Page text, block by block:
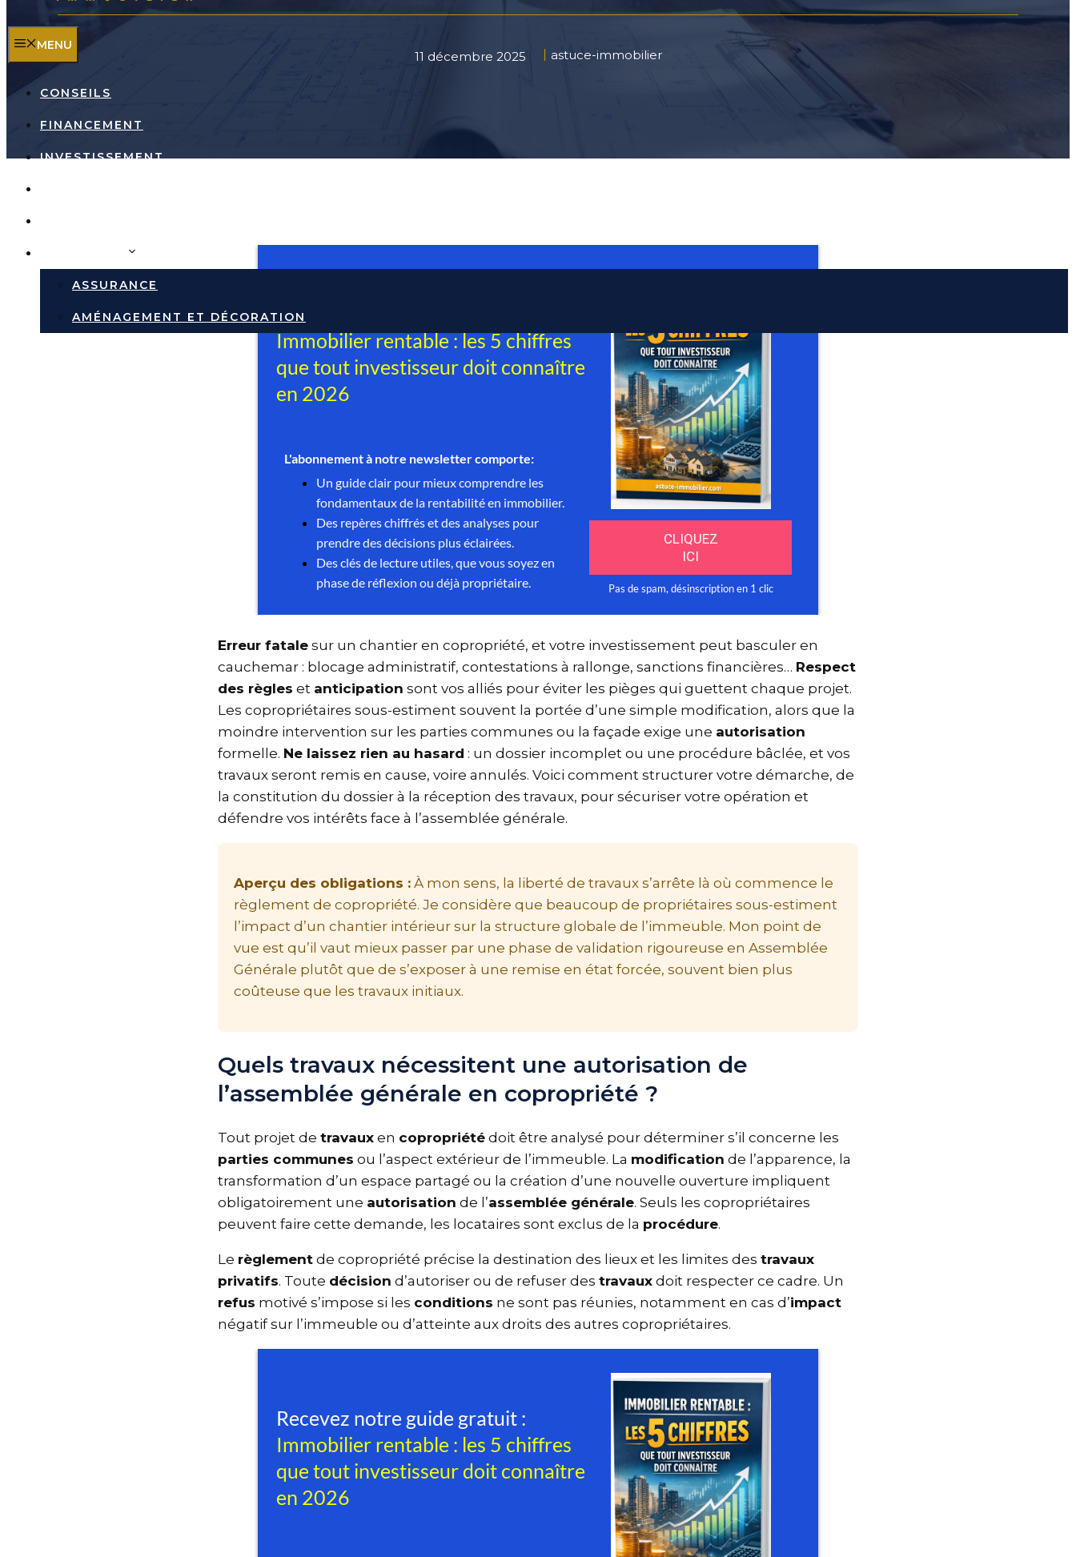
MENU
CONSEILS
FINANCEMENT
INVESTISSEMENT
IMMOBILIER
ASSURANCE
AMÉNAGEMENT ET DÉCORATION
11 décembre 2025 astuce-immobilier
Erreur fatalesur un chantier en copropriété, et votre investissement peut basculer en
cauchemar : blocage administratif, contestations à rallonge, sanctions financières…Respect
des règlesetanticipationsont vos alliés pour éviter les pièges qui guettent chaque projet.
Les copropriétaires sous-estiment souvent la portée d’une simple modification, alors que la
moindre intervention sur les parties communes ou la façade exige uneautorisation
formelle.Ne laissez rien au hasard : un dossier incomplet ou une procédure bâclée, et vos
travaux seront remis en cause, voire annulés. Voici comment structurer votre démarche, de
la constitution du dossier à la réception des travaux, pour sécuriser votre opération et
défendre vos intérêts face à l’assemblée générale.
Aperçu des obligations :À mon sens, la liberté de travaux s’arrête là où commence le
règlement de copropriété. Je considère que beaucoup de propriétaires sous-estiment
l’impact d’un chantier intérieur sur la structure globale de l’immeuble. Mon point de
vue est qu’il vaut mieux passer par une phase de validation rigoureuse en Assemblée
Générale plutôt que de s’exposer à une remise en état forcée, souvent bien plus
coûteuse que les travaux initiaux.
Quels travaux nécessitent une autorisation de
l’assemblée générale en copropriété ?
Tout projet detravauxencopropriétédoit être analysé pour déterminer s’il concerne les
parties communesou l’aspect extérieur de l’immeuble. Lamodificationde l’apparence, la
transformation d’un espace partagé ou la création d’une nouvelle ouverture impliquent
obligatoirement uneautorisationde l’assemblée générale. Seuls les copropriétaires
peuvent faire cette demande, les locataires sont exclus de laprocédure
Lerèglementde copropriété précise la destination des lieux et les limites destravaux
privatifs . Toutedécisiond’autoriser ou de refuser destravauxdoit respecter ce cadre. Un
refusmotivé s’impose si lesconditionsne sont pas réunies, notamment en cas d’impact
négatif sur l’immeuble ou d’atteinte aux droits des autres copropriétaires.